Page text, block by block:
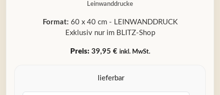
Leinwanddrucke
Format: 60 x 40 cm - LEINWANDDRUCK
Exklusiv nur im BLITZ-Shop
Preis:39,95 € inkl. MwSt.
lieferbar